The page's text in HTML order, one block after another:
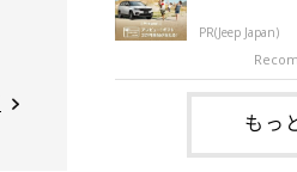
主さんが「#最
稿した写真に
表情を浮かべ
ていました。
のは、X（旧
動画。玄関で
犬・福丸くん
何やらソワソ
が、それには
た。 玄関で聞
PR(Jeep Japan)
もっ